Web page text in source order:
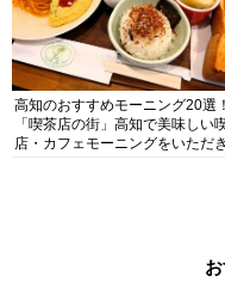
高知のおすすめモーニング20選！
「喫茶店の街」高知で美味しい
店・カフェモーニングをいただ